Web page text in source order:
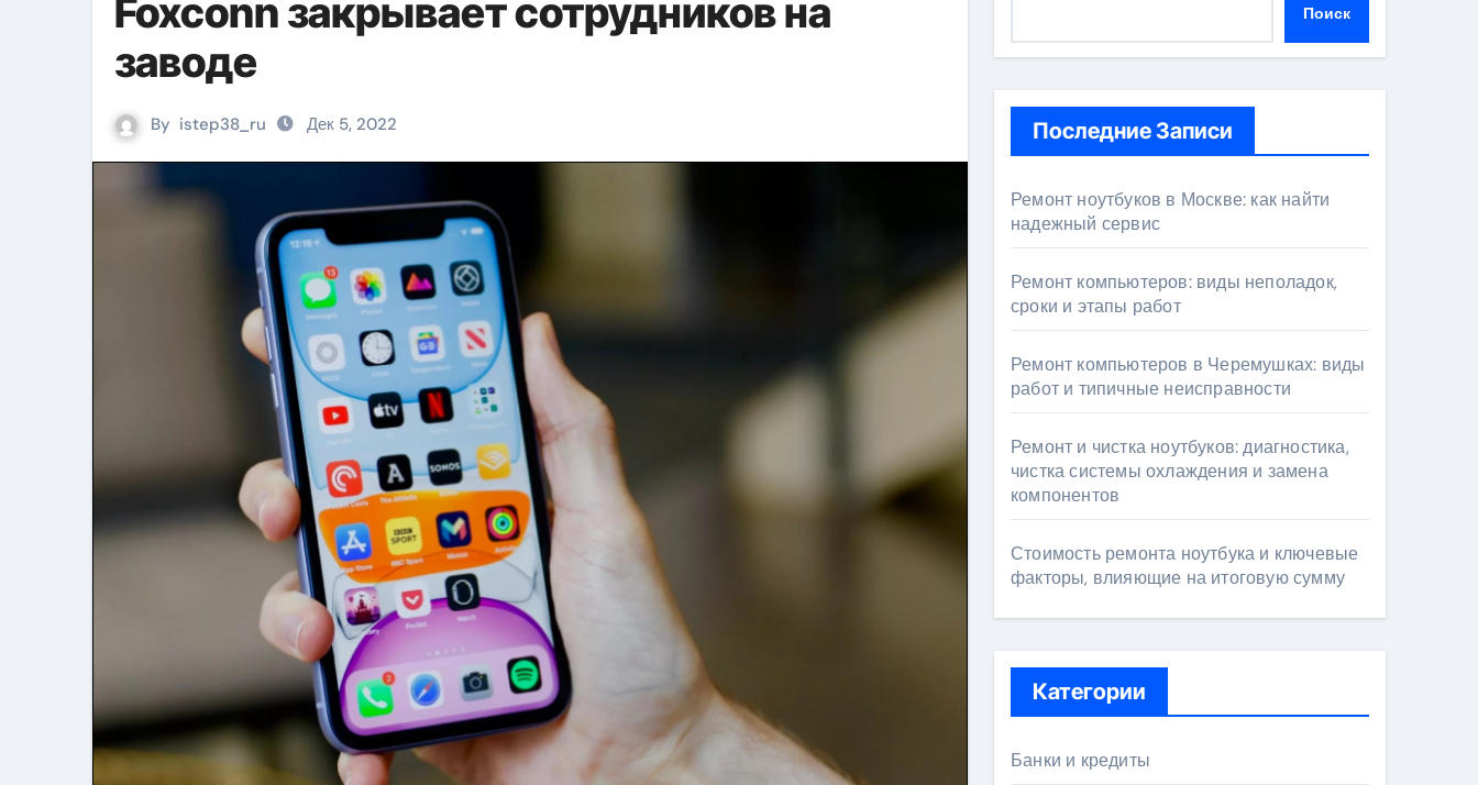
Foxconn закрывает сотрудников на
заводе
By istep38_ru Дек 5, 2022
Поиск
Последние Записи
Ремонт ноутбуков в Москве: как найти
надежный сервис
Ремонт компьютеров: виды неполадок,
сроки и этапы работ
Ремонт компьютеров в Черемушках: виды
работ и типичные неисправности
Ремонт и чистка ноутбуков: диагностика,
чистка системы охлаждения и замена
компонентов
Стоимость ремонта ноутбука и ключевые
факторы, влияющие на итоговую сумму
Категории
Банки и кредиты